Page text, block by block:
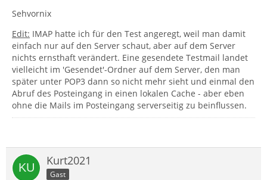
Sehvornix
Edit: IMAP hatte ich für den Test angeregt, weil man damit
einfach nur auf den Server schaut, aber auf dem Server
nichts ernsthaft verändert. Eine gesendete Testmail landet
vielleicht im 'Gesendet'-Ordner auf dem Server, den man
später unter POP3 dann so nicht mehr sieht und einmal den
Abruf des Posteingang in einen lokalen Cache - aber eben
ohne die Mails im Posteingang serverseitig zu beinflussen.
Kurt2021
Gast